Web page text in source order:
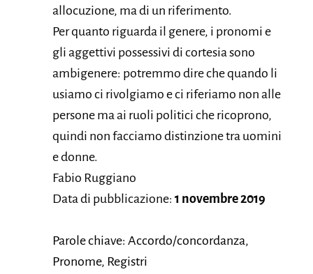
allocuzione, ma di un riferimento.
Per quanto riguarda il genere, i pronomi e
gli aggettivi possessivi di cortesia sono
ambigenere: potremmo dire che quando li
usiamo ci rivolgiamo e ci riferiamo non alle
persone ma ai ruoli politici che ricoprono,
quindi non facciamo distinzione tra uomini
e donne.
Fabio Ruggiano
Data di pubblicazione: 1 novembre 2019
Parole chiave: Accordo/concordanza,
Pronome, Registri